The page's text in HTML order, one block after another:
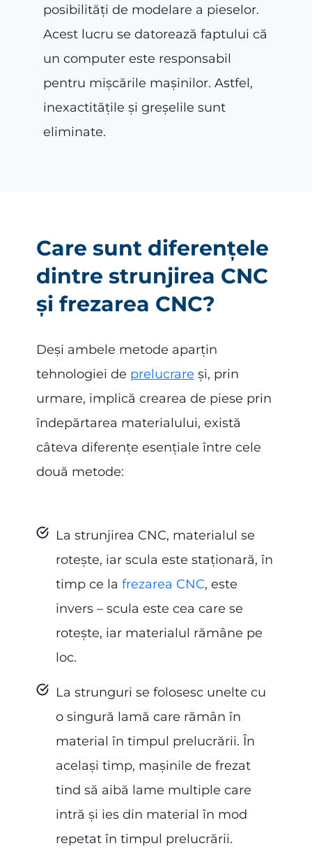
posibilități de modelare a pieselor.
Acest lucru se datorează faptului că
un computer este responsabil
pentru mișcările mașinilor. Astfel,
inexactitățile și greșelile sunt
eliminate.
Care sunt diferențele
dintre strunjirea CNC
și frezarea CNC?
Deși ambele metode aparțin
tehnologiei de prelucrare și, prin
urmare, implică crearea de piese prin
îndepărtarea materialului, există
câteva diferențe esențiale între cele
două metode:
La strunjirea CNC, materialul se
rotește, iar scula este staționară, în
timp ce la frezarea CNC, este
invers – scula este cea care se
rotește, iar materialul rămâne pe
loc.
La strunguri se folosesc unelte cu
o singură lamă care rămân în
material în timpul prelucrării. În
același timp, mașinile de frezat
tind să aibă lame multiple care
intră și ies din material în mod
repetat în timpul prelucrării.